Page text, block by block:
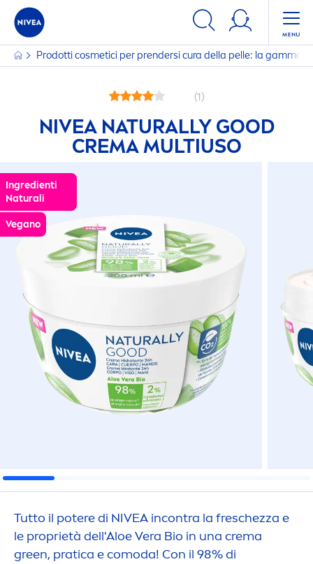
Prodotti cosmetici per prendersi cura della pelle: la gamma
(1)
NIVEA NATURALLY GOOD
CREMA MULTIUSO
Ingredienti
Naturali
Vegano
Tutto il potere di NIVEA incontra la freschezza e
le proprietà dell'Aloe Vera Bio in una crema
green, pratica e comoda! Con il 98% di